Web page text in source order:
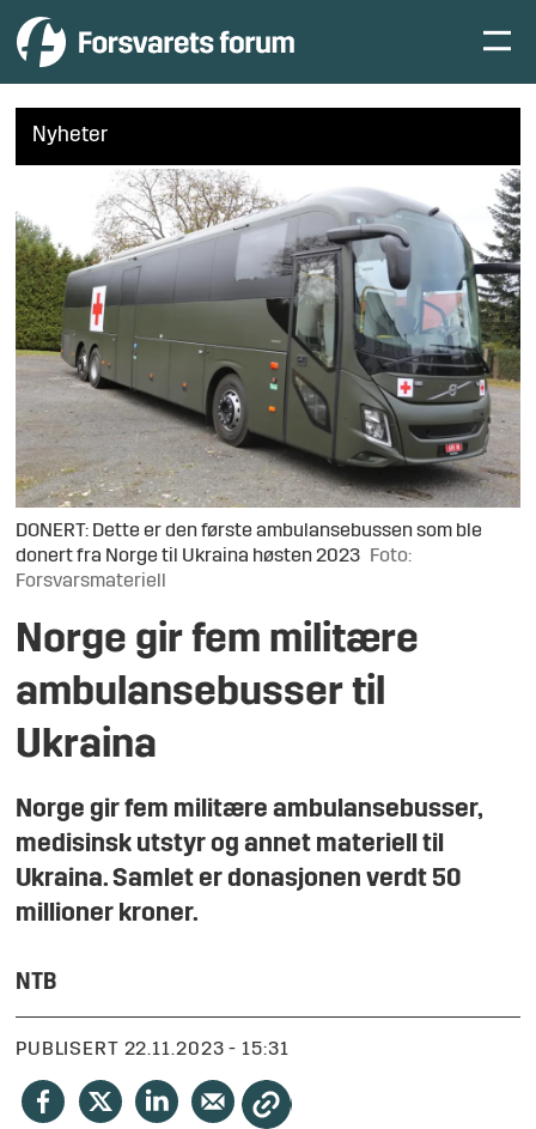
Nyheter
DONERT: Dette er den første ambulansebussen som ble
donert fra Norge til Ukraina høsten 2023
Foto:
Forsvarsmateriell
Norge gir fem militære
ambulansebusser til
Ukraina
Norge gir fem militære ambulansebusser,
medisinsk utstyr og annet materiell til
Ukraina. Samlet er donasjonen verdt 50
millioner kroner.
NTB
PUBLISERT 22.11.2023 - 15:31